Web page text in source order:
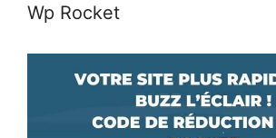
Wp Rocket